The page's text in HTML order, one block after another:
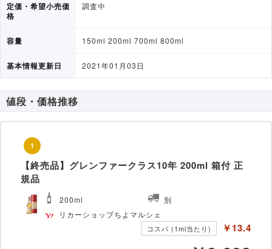
定価・希望小売価
格
調査中
容量 150ml 200ml 700ml 800ml
基本情報更新日 2021年01月03日
値段・価格推移
1
【終売品】グレンファークラス10年 200ml 箱付 正
規品
200ml
別
リカーショップちよマルシェ
コスパ (1ml当たり) ￥13.4